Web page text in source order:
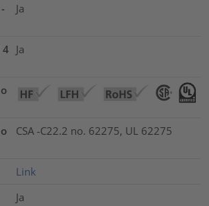
Ja
Ja
CSA -C22.2 no. 62275, UL 62275
Link
Ja